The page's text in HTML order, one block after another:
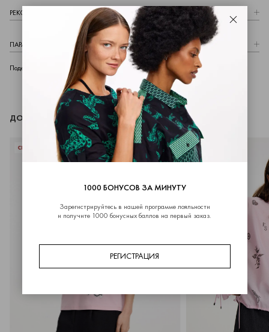
Закрыть
1000 БОНУСОВ ЗА МИНУТУ
Зарегистрируйтесь в нашей программе лояльности
и получите 1000 бонусных баллов на первый заказ.
РЕГИСТРАЦИЯ
РЕКОМЕНДАЦИИ ПО УХОДУ
ПАРАМЕТРЫ МОДЕЛИ
Поделиться telegramwhatsapp
vk
ДОПОЛНИТЬ ОБРАЗ
СКИДКИ СКИДКИ